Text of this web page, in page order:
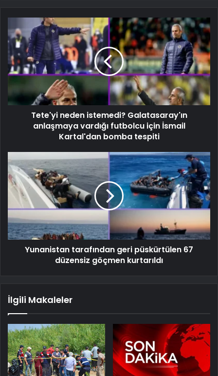
Tete'yi neden istemedi? Galatasaray'ın
anlaşmaya vardığı futbolcu için İsmail
Kartal'dan bomba tespiti
Yunanistan tarafından geri püskürtülen 67
düzensiz göçmen kurtarıldı
İlgili Makaleler